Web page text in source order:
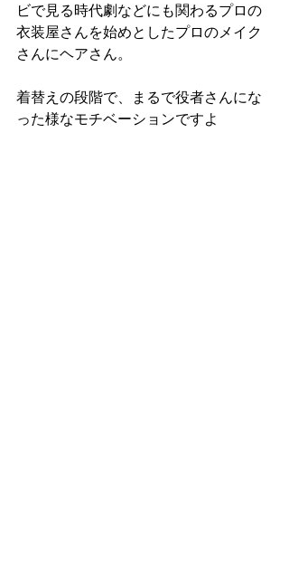
ビで見る時代劇などにも関わるプロの
衣装屋さんを始めとしたプロのメイク
さんにヘアさん。
着替えの段階で、まるで役者さんにな
った様なモチベーションですよ